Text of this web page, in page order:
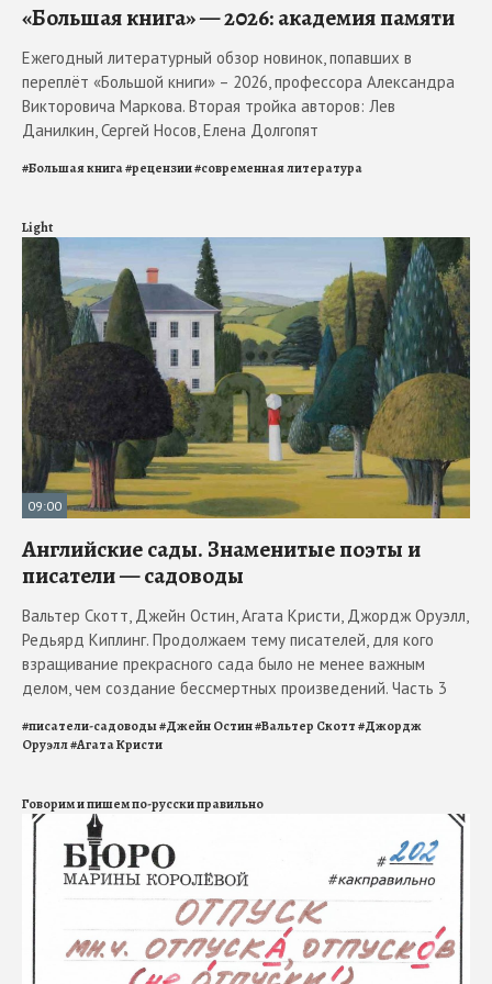
«Большая книга» — 2026: академия памяти
Ежегодный литературный обзор новинок, попавших в
переплёт «Большой книги» – 2026, профессора Александра
Викторовича Маркова. Вторая тройка авторов: Лев
Данилкин, Сергей Носов, Елена Долгопят
#Большая книга#рецензии#современная литература
Light
09:00
Английские сады. Знаменитые поэты и
писатели — садоводы
Вальтер Скотт, Джейн Остин, Агата Кристи, Джордж Оруэлл,
Редьярд Киплинг. Продолжаем тему писателей, для кого
взращивание прекрасного сада было не менее важным
делом, чем создание бессмертных произведений. Часть 3
#писатели-садоводы#Джейн Остин#Вальтер Скотт#Джордж
Оруэлл#Агата Кристи
Говорим и пишем по-русски правильно